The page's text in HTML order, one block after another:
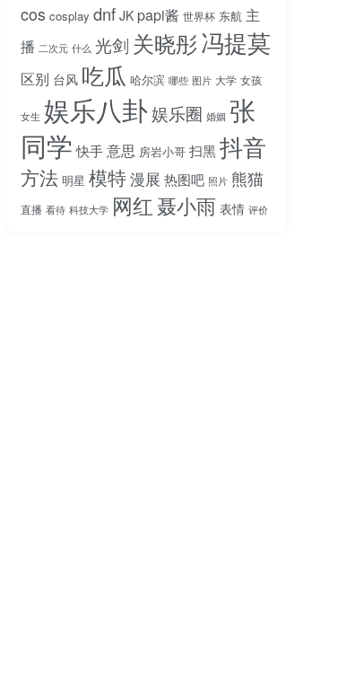
cos cosplay dnf JK papi酱 世界杯 东航 主
播 二次元 什么 光剑 关晓彤冯提莫
区别 台风 吃瓜 哈尔滨 哪些 图片 大学 女孩
女生 娱乐八卦娱乐圈 婚姻 张
同学 快手意思 房岩小哥 扫黑抖音
方法 明星 模特漫展 热图吧 照片 熊猫
直播 看待 科技大学 网红 聂小雨 表情 评价